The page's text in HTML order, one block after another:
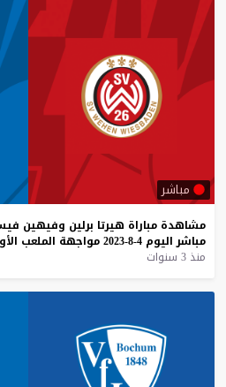
مباشر
مشاهدة مباراة هيرتا برلين وفيهين
مباشر اليوم 4-8-2023 مواجهة الملعب
منذ 3 سنوات